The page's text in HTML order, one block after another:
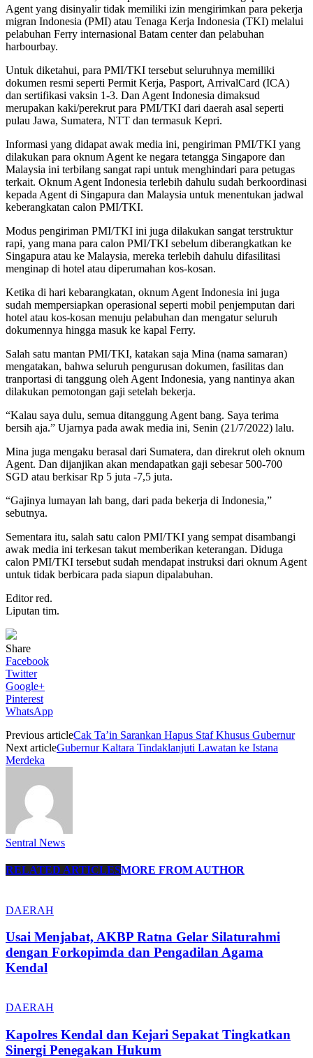
Agent yang disinyalir tidak memiliki izin mengirimkan para pekerja
migran Indonesia (PMI) atau Tenaga Kerja Indonesia (TKI) melalui
pelabuhan Ferry internasional Batam center dan pelabuhan
harbourbay.
Untuk diketahui, para PMI/TKI tersebut seluruhnya memiliki
dokumen resmi seperti Permit Kerja, Pasport, ArrivalCard (ICA)
dan sertifikasi vaksin 1-3. Dan Agent Indonesia dimaksud
merupakan kaki/perekrut para PMI/TKI dari daerah asal seperti
pulau Jawa, Sumatera, NTT dan termasuk Kepri.
Informasi yang didapat awak media ini, pengiriman PMI/TKI yang
dilakukan para oknum Agent ke negara tetangga Singapore dan
Malaysia ini terbilang sangat rapi untuk menghindari para petugas
terkait. Oknum Agent Indonesia terlebih dahulu sudah berkoordinasi
kepada Agent di Singapura dan Malaysia untuk menentukan jadwal
keberangkatan calon PMI/TKI.
Modus pengiriman PMI/TKI ini juga dilakukan sangat terstruktur
rapi, yang mana para calon PMI/TKI sebelum diberangkatkan ke
Singapura atau ke Malaysia, mereka terlebih dahulu difasilitasi
menginap di hotel atau diperumahan kos-kosan.
Ketika di hari kebarangkatan, oknum Agent Indonesia ini juga
sudah mempersiapkan operasional seperti mobil penjemputan dari
hotel atau kos-kosan menuju pelabuhan dan mengatur seluruh
dokumennya hingga masuk ke kapal Ferry.
Salah satu mantan PMI/TKI, katakan saja Mina (nama samaran)
mengatakan, bahwa seluruh pengurusan dokumen, fasilitas dan
tranportasi di tanggung oleh Agent Indonesia, yang nantinya akan
dilakukan pemotongan gaji setelah bekerja.
“Kalau saya dulu, semua ditanggung Agent bang. Saya terima
bersih aja.” Ujarnya pada awak media ini, Senin (21/7/2022) lalu.
Mina juga mengaku berasal dari Sumatera, dan direkrut oleh oknum
Agent. Dan dijanjikan akan mendapatkan gaji sebesar 500-700
SGD atau berkisar Rp 5 juta -7,5 juta.
“Gajinya lumayan lah bang, dari pada bekerja di Indonesia,”
sebutnya.
Sementara itu, salah satu calon PMI/TKI yang sempat disambangi
awak media ini terkesan takut memberikan keterangan. Diduga
calon PMI/TKI tersebut sudah mendapat instruksi dari oknum Agent
untuk tidak berbicara pada siapun dipalabuhan.
Editor red.
Liputan tim.
Share
Facebook
Twitter
Google+
Pinterest
WhatsApp
Previous articleCak Ta’in Sarankan Hapus Staf Khusus Gubernur
Next articleGubernur Kaltara Tindaklanjuti Lawatan ke Istana
Merdeka
Sentral News
RELATED ARTICLESMORE FROM AUTHOR
DAERAH
Usai Menjabat, AKBP Ratna Gelar Silaturahmi
dengan Forkopimda dan Pengadilan Agama
Kendal
DAERAH
Kapolres Kendal dan Kejari Sepakat Tingkatkan
Sinergi Penegakan Hukum